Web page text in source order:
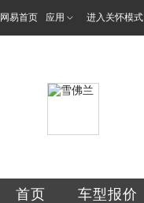
网易首页 应用 进入关怀模式
首页 车型报价